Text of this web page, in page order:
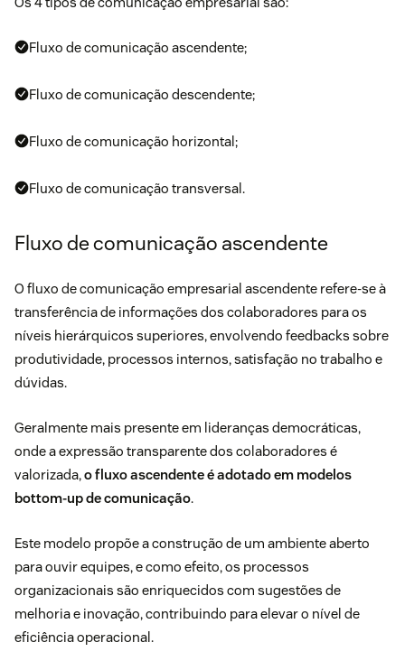
Fluxo de comunicação ascendente;
Fluxo de comunicação descendente;
Fluxo de comunicação horizontal;
Fluxo de comunicação transversal.
Fluxo de comunicação ascendente
O fluxo de comunicação empresarial ascendente refere-se à
transferência de informações dos colaboradores para os
níveis hierárquicos superiores, envolvendo feedbacks sobre
produtividade, processos internos, satisfação no trabalho e
dúvidas.
Geralmente mais presente em lideranças democráticas,
onde a expressão transparente dos colaboradores é
valorizada,o fluxo ascendente é adotado em modelos
bottom-up de comunicação.
Este modelo propõe a construção de um ambiente aberto
para ouvir equipes, e como efeito, os processos
organizacionais são enriquecidos com sugestões de
melhoria e inovação, contribuindo para elevar o nível de
eficiência operacional.